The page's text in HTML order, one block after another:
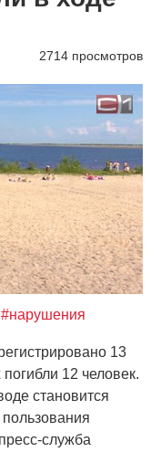
2714 просмотров
#нарушения
13
12 человек.
становится
служба